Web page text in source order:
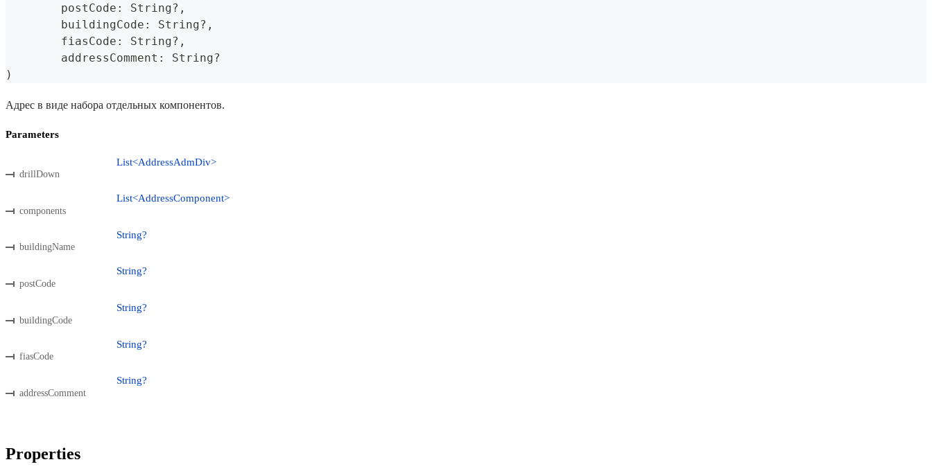
	postCode
: String? ,
	buildingCode
: String? ,
	fiasCode
: String? ,
	addressComment
: String?
)
Адрес в виде набора отдельных компонентов.
Parameters
drillDown
List<AddressAdmDiv>
components
List<AddressComponent>
buildingName
String?
postCode
String?
buildingCode
String?
fiasCode
String?
addressComment
String?
Properties